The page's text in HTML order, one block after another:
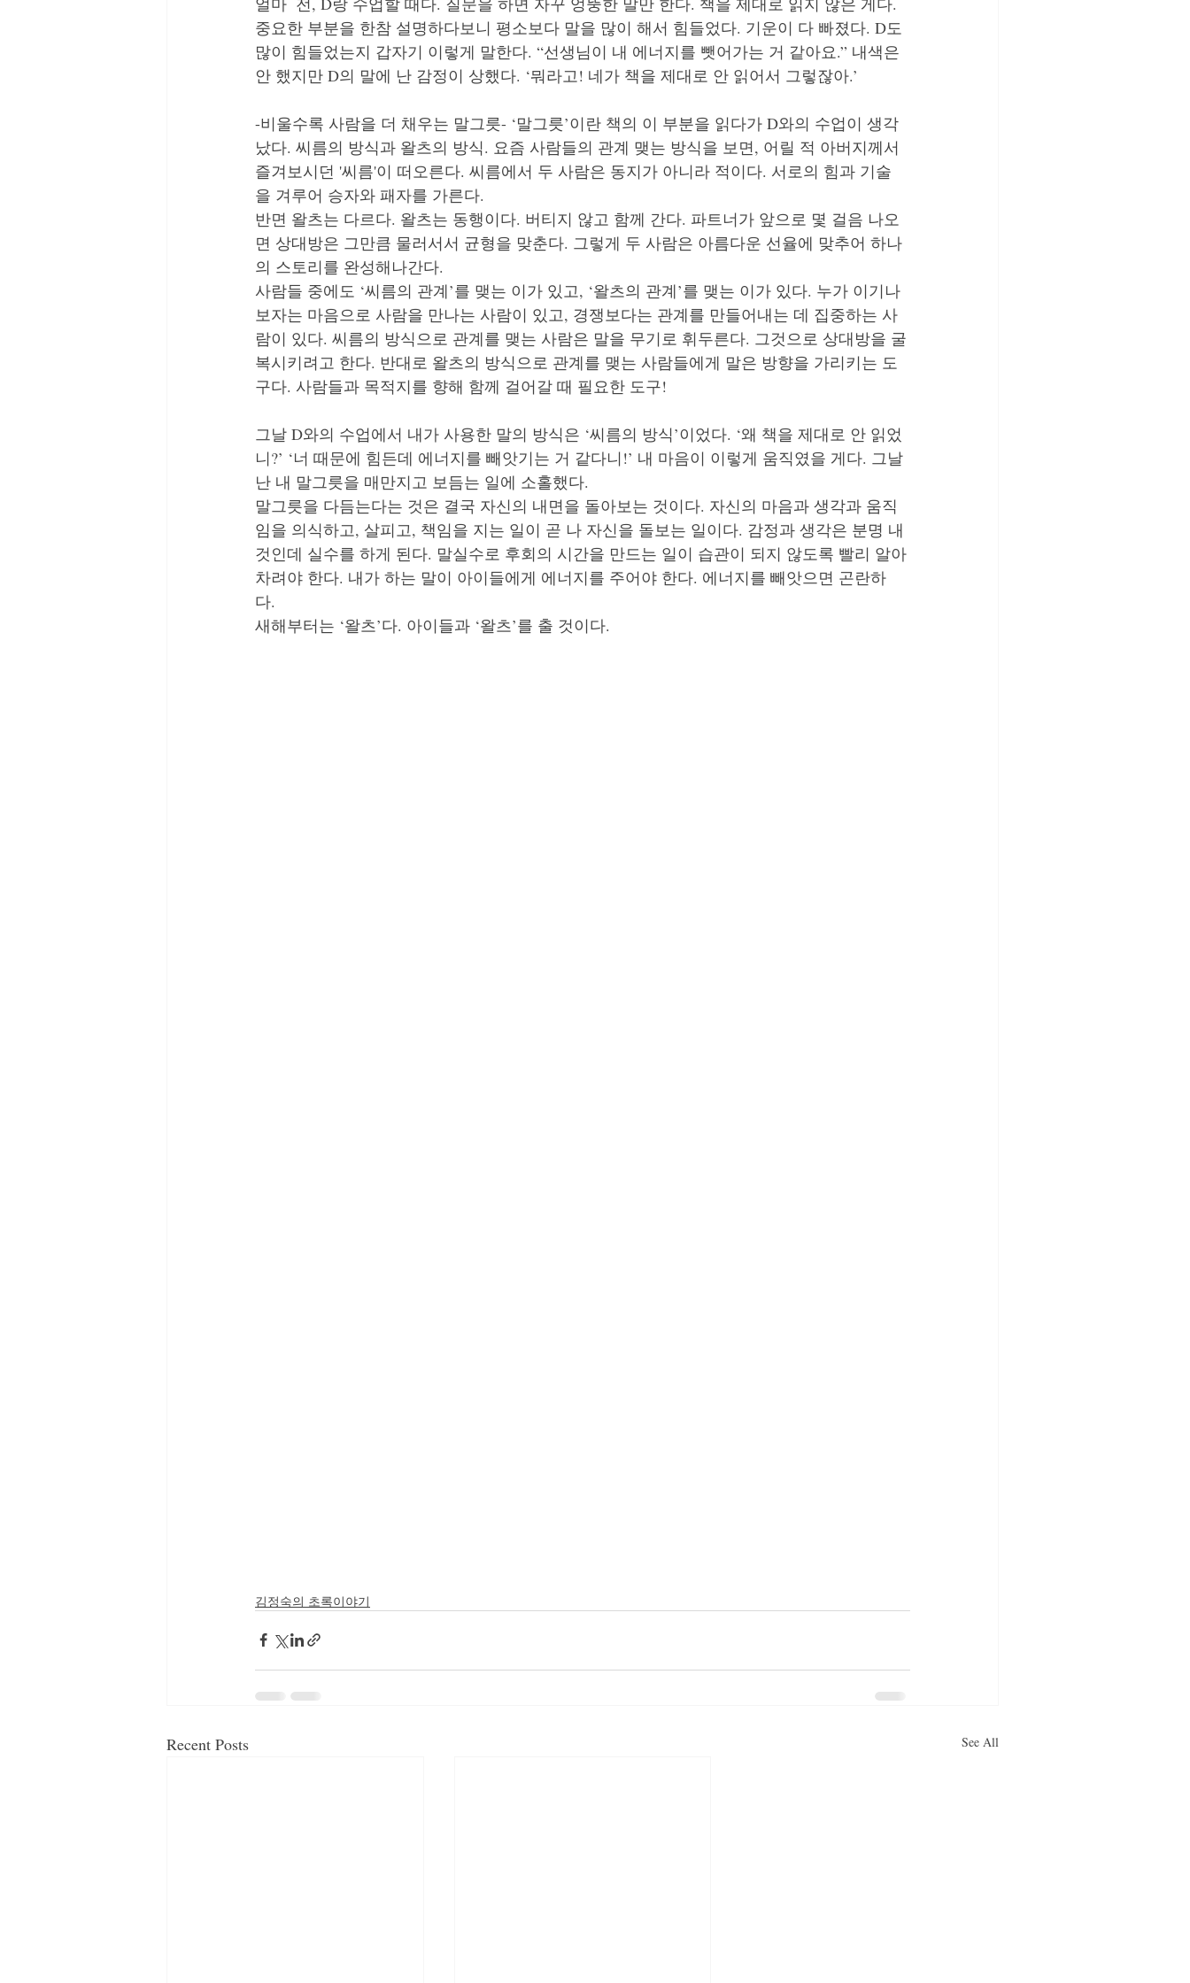
중요한 부분을 한참 설명하다보니 평소보다 말을 많이 해서 힘들었다. 기운이 다 빠졌다. D도
많이 힘들었는지 갑자기 이렇게 말한다. “선생님이 내 에너지를 뺏어가는 거 같아요.” 내색은
안 했지만 D의 말에 난 감정이 상했다. ‘뭐라고! 네가 책을 제대로 안 읽어서 그렇잖아.’
-비울수록 사람을 더 채우는 말그릇- ‘말그릇’이란 책의 이 부분을 읽다가 D와의 수업이 생각
났다. 씨름의 방식과 왈츠의 방식. 요즘 사람들의 관계 맺는 방식을 보면, 어릴 적 아버지께서
즐겨보시던 '씨름'이 떠오른다. 씨름에서 두 사람은 동지가 아니라 적이다. 서로의 힘과 기술
을 겨루어 승자와 패자를 가른다.
반면 왈츠는 다르다. 왈츠는 동행이다. 버티지 않고 함께 간다. 파트너가 앞으로 몇 걸음 나오
면 상대방은 그만큼 물러서서 균형을 맞춘다. 그렇게 두 사람은 아름다운 선율에 맞추어 하나
의 스토리를 완성해나간다.
사람들 중에도 ‘씨름의 관계’를 맺는 이가 있고, ‘왈츠의 관계’를 맺는 이가 있다. 누가 이기나
보자는 마음으로 사람을 만나는 사람이 있고, 경쟁보다는 관계를 만들어내는 데 집중하는 사
람이 있다. 씨름의 방식으로 관계를 맺는 사람은 말을 무기로 휘두른다. 그것으로 상대방을 굴
복시키려고 한다. 반대로 왈츠의 방식으로 관계를 맺는 사람들에게 말은 방향을 가리키는 도
구다. 사람들과 목적지를 향해 함께 걸어갈 때 필요한 도구!
그날 D와의 수업에서 내가 사용한 말의 방식은 ‘씨름의 방식’이었다. ‘왜 책을 제대로 안 읽었
니?’ ‘너 때문에 힘든데 에너지를 빼앗기는 거 같다니!’ 내 마음이 이렇게 움직였을 게다. 그날
난 내 말그릇을 매만지고 보듬는 일에 소홀했다.
말그릇을 다듬는다는 것은 결국 자신의 내면을 돌아보는 것이다. 자신의 마음과 생각과 움직
임을 의식하고, 살피고, 책임을 지는 일이 곧 나 자신을 돌보는 일이다. 감정과 생각은 분명 내
것인데 실수를 하게 된다. 말실수로 후회의 시간을 만드는 일이 습관이 되지 않도록 빨리 알아
차려야 한다. 내가 하는 말이 아이들에게 에너지를 주어야 한다. 에너지를 빼앗으면 곤란하
다.
새해부터는 ‘왈츠’다. 아이들과 ‘왈츠’를 출 것이다.
김정숙의 초록이야기
Recent Posts See All